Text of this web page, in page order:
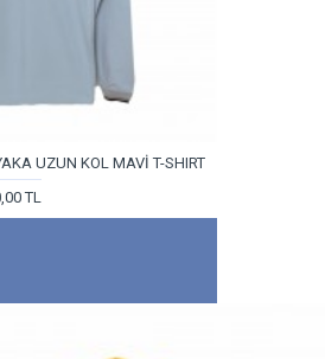
UZUN KOL MAVİ T-SHIRT
TL